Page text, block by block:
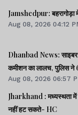
Jamshedpur: बहरागोड़ा में
Aug 08, 2026 04:12
Dhanbad News: साइबर
कमीशन का लालच, पुलिस ने
Aug 08, 2026 06:57
Jharkhand : मध्यस्थता में
नहीं हट सकते- HC